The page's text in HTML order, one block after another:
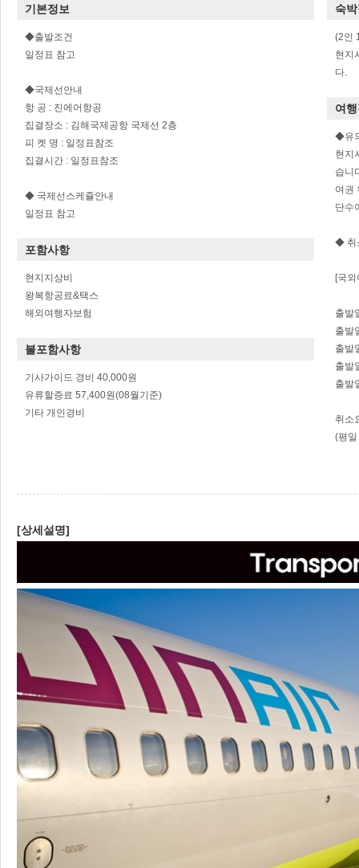
기본정보
◆출발조건
일정표 참고
◆국제선안내
항 공 : 진에어항공
집결장소 : 김해국제공항 국제선 2층
피 켓 명 : 일정표참조
집결시간 : 일정표참조
◆ 국제선스케쥴안내
일정표 참고
포함사항
현지지상비
왕복항공료&택스
해외여행자보험
불포함사항
기사가이드 경비 40,000원
유류할증료 57,400원(08월기준)
기타 개인경비
숙
(2인
현지
다.
여
◆유
현지
습니
여권
단수
◆ 취
[국
출발
출발
출발
출발
출발
취소
(평
[상세설명]